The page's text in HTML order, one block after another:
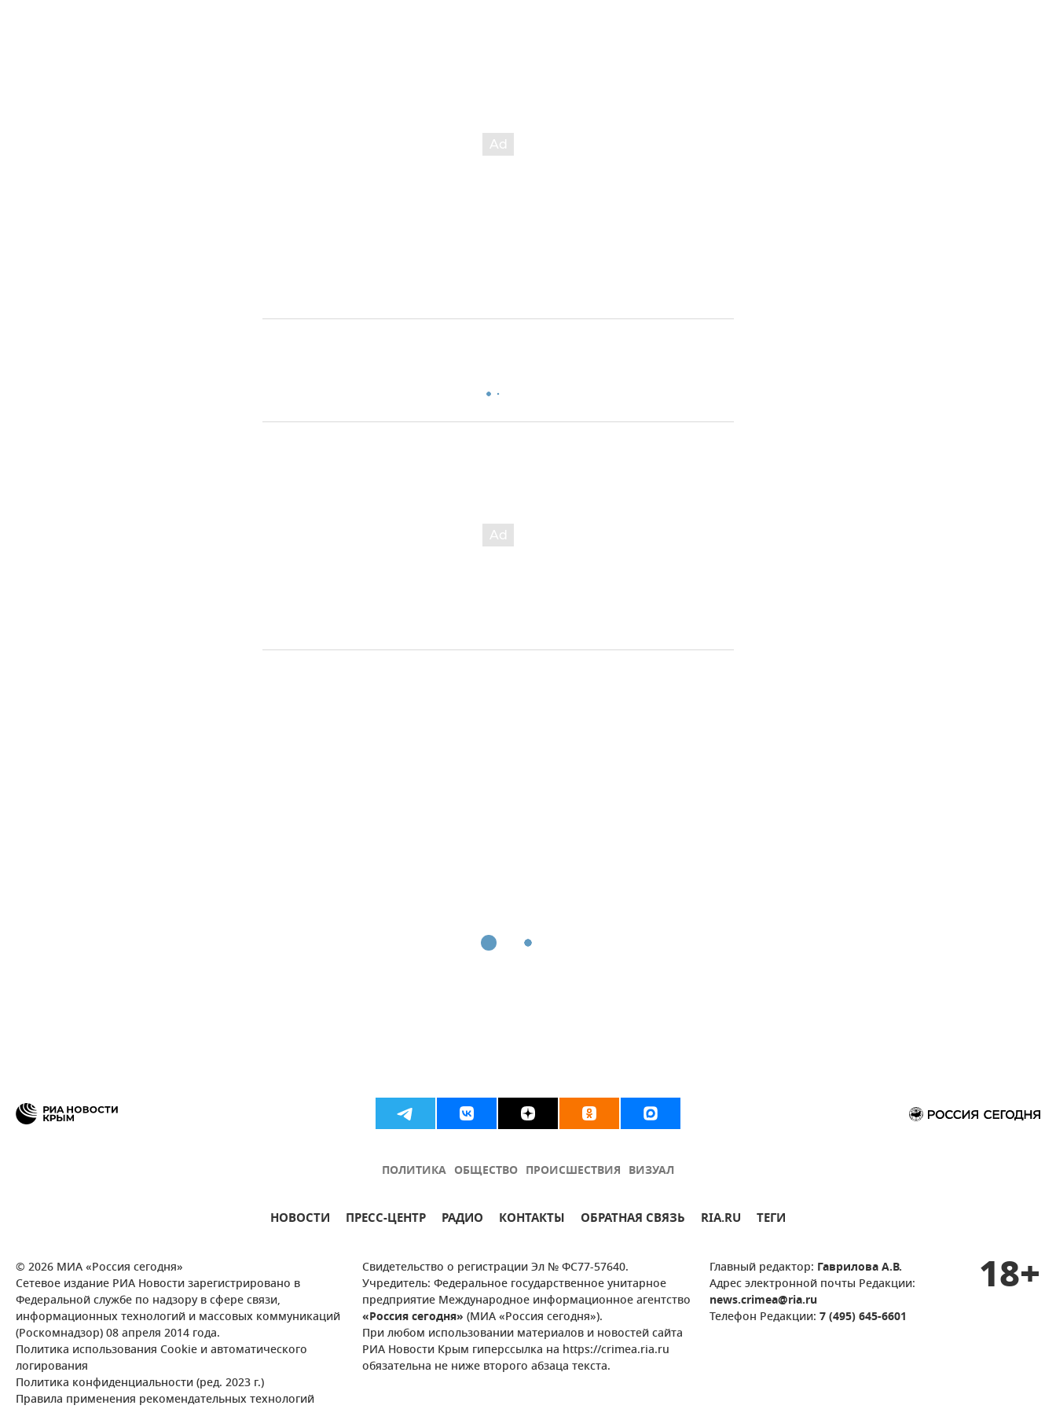
ПОЛИТИКА ОБЩЕСТВО ПРОИСШЕСТВИЯ ВИЗУАЛ
НОВОСТИ ПРЕСС-ЦЕНТР РАДИО КОНТАКТЫ ОБРАТНАЯ СВЯЗЬ RIA.RU ТЕГИ
© 2026 МИА «Россия сегодня»
Сетевое издание РИА Новости зарегистрировано в
Федеральной службе по надзору в сфере связи,
информационных технологий и массовых коммуникаций
(Роскомнадзор) 08 апреля 2014 года.
Политика использования Cookie и автоматического
логирования
Политика конфиденциальности (ред. 2023 г.)
Правила применения рекомендательных технологий
Свидетельство о регистрации Эл № ФС77-57640.
Учредитель: Федеральное государственное унитарное
предприятие Международное информационное агентство
«Россия сегодня» (МИА «Россия сегодня»).
При любом использовании материалов и новостей сайта
РИА Новости Крым гиперссылка на https://crimea.ria.ru
обязательна не ниже второго абзаца текста.
Главный редактор: Гаврилова А.В.
Адрес электронной почты Редакции:
news.crimea@ria.ru
Телефон Редакции: 7 (495) 645-6601
18+